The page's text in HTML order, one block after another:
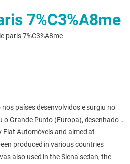
7%C3%A8me
paris 7%C3%A8me
países desenvolvidos e surgiu no
o Grande Punto (Europa), desenhado …
Fiat Automóveis and aimed at
produced in various countries
also used in the Siena sedan, the